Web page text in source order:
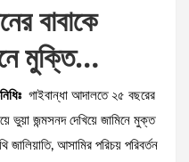
বাবাকে
মুক্তি…
গাইবান্ধা আদালতে ২৫ বছরের
ভুয়া জন্মসনদ দেখিয়ে জামিনে মুক্ত
আসামির পরিচয় পরিবর্তন